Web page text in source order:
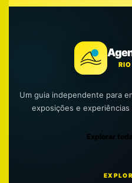
Um guia independente para
exposições e
Explorar